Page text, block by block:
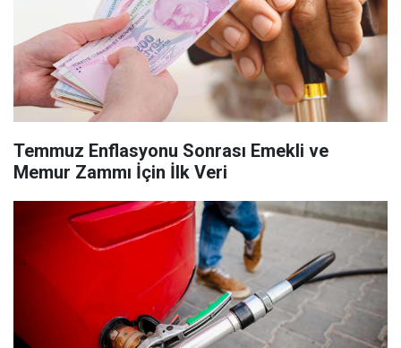
Temmuz Enflasyonu Sonrası Emekli ve
Memur Zammı İçin İlk Veri